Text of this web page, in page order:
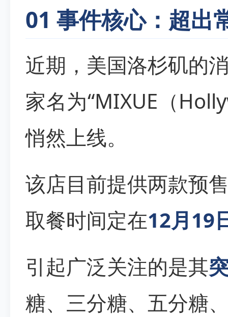
01 事件核心：超出
近期，美国洛杉矶的
家名为“MIXUE（
悄然上线。
该店目前提供两款预
取餐时间定在12月19
引起广泛关注的是其
糖、三分糖、五分糖